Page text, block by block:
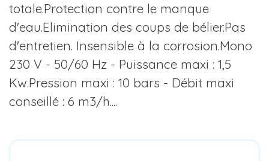
totale.Protection contre le manque
d'eau.Elimination des coups de bélier.Pas
d'entretien. Insensible à la corrosion.Mono
230 V - 50/60 Hz - Puissance maxi : 1,5
Kw.Pression maxi : 10 bars - Débit maxi
conseillé : 6 m3/h....